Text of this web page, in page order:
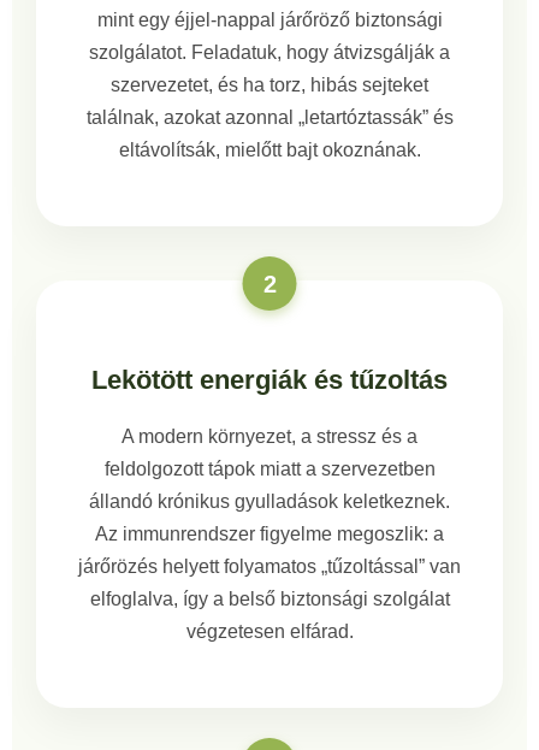
mint egy éjjel-nappal járőröző biztonsági
szolgálatot. Feladatuk, hogy átvizsgálják a
szervezetet, és ha torz, hibás sejteket
találnak, azokat azonnal „letartóztassák” és
eltávolítsák, mielőtt bajt okoznának.
2
Lekötött energiák és tűzoltás
A modern környezet, a stressz és a
feldolgozott tápok miatt a szervezetben
állandó krónikus gyulladások keletkeznek.
Az immunrendszer figyelme megoszlik: a
járőrözés helyett folyamatos „tűzoltással” van
elfoglalva, így a belső biztonsági szolgálat
végzetesen elfárad.